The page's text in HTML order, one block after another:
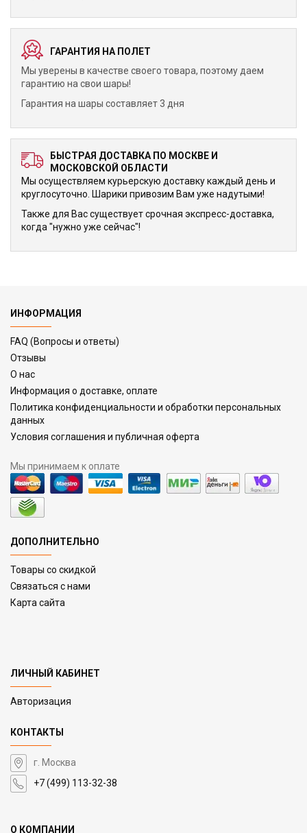
ГАРАНТИЯ НА ПОЛЕТ
Мы уверены в качестве своего товара, поэтому даем
гарантию на свои шары!
Гарантия на шары составляет 3 дня
БЫСТРАЯ ДОСТАВКА ПО МОСКВЕ И
МОСКОВСКОЙ ОБЛАСТИ
Мы осуществляем курьерскую доставку каждый день и
круглосуточно. Шарики привозим Вам уже надутыми!
Также для Вас существует срочная экспресс-доставка,
когда "нужно уже сейчас"!
ИНФОРМАЦИЯ
FAQ (Вопросы и ответы)
Отзывы
О нас
Информация о доставке, оплате
Политика конфиденциальности и обработки персональных
данных
Условия соглашения и публичная оферта
Мы принимаем к оплате
ДОПОЛНИТЕЛЬНО
Товары со скидкой
Связаться с нами
Карта сайта
ЛИЧНЫЙ КАБИНЕТ
Авторизация
КОНТАКТЫ
г. Москва
+7 (499) 113-32-38
О КОМПАНИИ